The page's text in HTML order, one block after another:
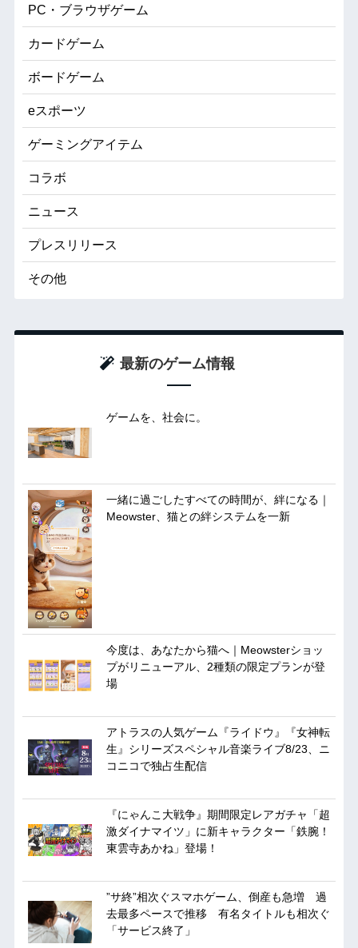
PC・ブラウザゲーム
カードゲーム
ボードゲーム
eスポーツ
ゲーミングアイテム
コラボ
ニュース
プレスリリース
その他
最新のゲーム情報
ゲームを、社会に。
一緒に過ごしたすべての時間が、絆になる｜
Meowster、猫との絆システムを一新
今度は、あなたから猫へ｜Meowsterショッ
プがリニューアル、2種類の限定プランが登
場
アトラスの人気ゲーム『ライドウ』『女神転
生』シリーズスペシャル音楽ライブ8/23、ニ
コニコで独占生配信
『にゃんこ大戦争』期間限定レアガチャ「超
激ダイナマイツ」に新キャラクター「鉄腕！
東雲寺あかね」登場！
”サ終”相次ぐスマホゲーム、倒産も急増 過
去最多ペースで推移 有名タイトルも相次ぐ
「サービス終了」